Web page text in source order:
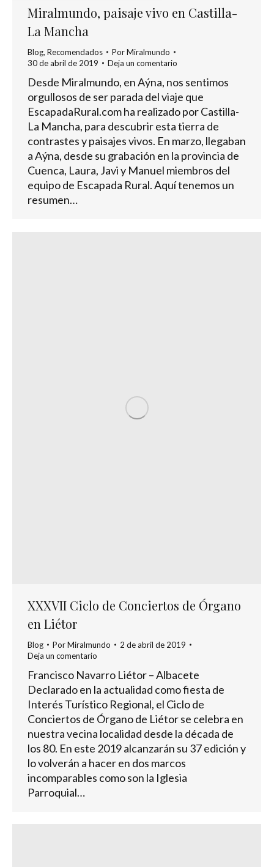
Miralmundo, paisaje vivo en Castilla-
La Mancha
Blog, Recomendados PorMiralmundo
30 de abril de 2019
Deja un comentario
Desde Miralmundo, en Aýna, nos sentimos
orgullosos de ser parada del viaje que
EscapadaRural.com ha realizado por Castilla-
La Mancha, para descubrir esta tierra de
contrastes y paisajes vivos. En marzo, llegaban
a Aýna, desde su grabación en la provincia de
Cuenca, Laura, Javi y Manuel miembros del
equipo de Escapada Rural. Aquí tenemos un
resumen…
XXXVII Ciclo de Conciertos de Órgano
en Liétor
Blog PorMiralmundo
2 de abril de 2019
Deja un comentario
Francisco Navarro Liétor – Albacete
Declarado en la actualidad como fiesta de
Interés Turístico Regional, el Ciclo de
Conciertos de Órgano de Liétor se celebra en
nuestra vecina localidad desde la década de
los 80. En este 2019 alcanzarán su 37 edición y
lo volverán a hacer en dos marcos
incomparables como son la Iglesia
Parroquial…